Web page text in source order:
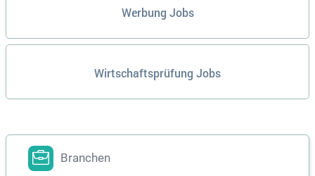
Werbung Jobs
Wirtschaftsprüfung Jobs
Branchen